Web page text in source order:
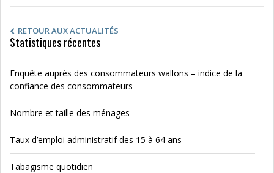
RETOUR AUX ACTUALITÉS
Statistiques récentes
Enquête auprès des consommateurs wallons – indice de la
confiance des consommateurs
Nombre et taille des ménages
Taux d’emploi administratif des 15 à 64 ans
Tabagisme quotidien